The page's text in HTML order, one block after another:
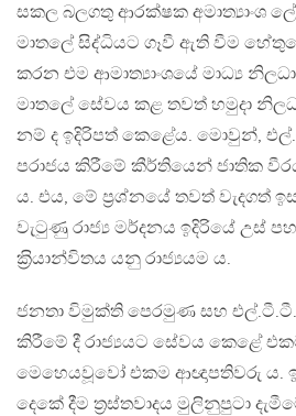
සකල බලගතු ආරක්ෂක අමාත්‍යාංශ
මාතලේ සිද්ධියට ගෑවී ඇති වීම
කරන එම ආමාත්‍යාංශයේ මාධ්‍ය
මාතලේ සේවය කළ තවත් හමුදා
නම් ද ඉදිරිපත් කෙළේය. මොවුන්,
පරාජය කිරීමේ කීර්තියෙන් ජාතික
ය. එය, මේ ප‍්‍රශ්නයේ තවත් වැදගත්
වැටුණු රාජ්‍ය මර්දනය ඉදිරියේ උස්
ක‍්‍රියාන්විතය යනු රාජ්‍යයම ය.
ජනතා විමුක්ති පෙරමුණ සහ
කිරීමේ දී රාජ්‍යයට සේවය කෙළේ
මෙහෙයවූවෝ එකම ආඥාපතිවරු ය.
දෙකේ දීම ත‍්‍රස්තවාදය මුලිනුපුටා